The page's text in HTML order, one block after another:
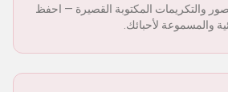
والتكريمات المكتوبة القصيرة — احفظ
والمسموعة لأحبائك.